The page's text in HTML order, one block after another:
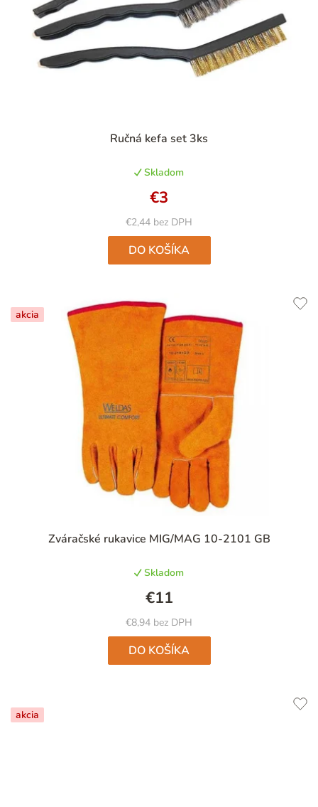
Ručná kefa set 3ks
hodnotenie
je
4,2
z
5
hviezdičiek.
Skladom
€2,44 bez DPH
€3
DO KOŠÍKA
akcia
Zváračské rukavice MIG/MAG 10-2101 GB
Skladom
€8,94 bez DPH
€11
DO KOŠÍKA
akcia